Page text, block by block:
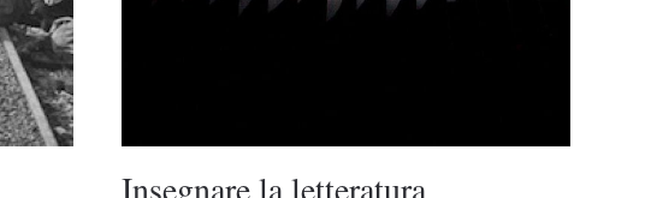
Insegnare la letteratura